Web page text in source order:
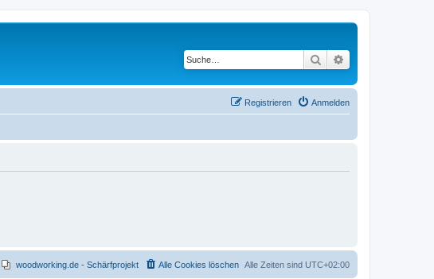
Suche
Anmelden
Registrieren
Alle Zeiten sind UTC+02:00
Alle Cookies löschen
woodworking.de - Schärfprojekt